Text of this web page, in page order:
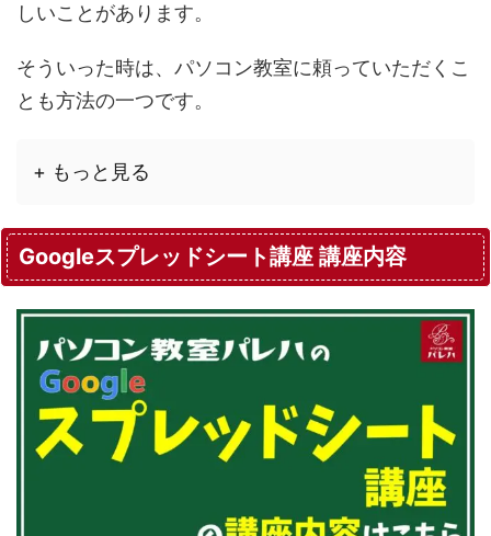
しいことがあります。
そういった時は、パソコン教室に頼っていただくこ
とも方法の一つです。
+ もっと見る
Googleスプレッドシート講座 講座内容